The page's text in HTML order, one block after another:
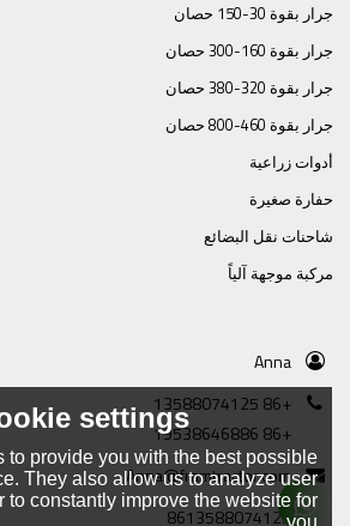
جرار بقوة 30-150 حصان
جرار بقوة 160-300 حصان
جرار بقوة 320-380 حصان
جرار بقوة 460-800 حصان
أدوات زراعية
حفارة صغيرة
شاحنات نقل البضائع
مركبة موجهة آلياً
Anna
+86 13588074125
+86 19538646886
Anna@framtractor.com
8613588074125
settings
to provide you with the best possible
They also allow us to analyze user
to constantly improve the website for
you.